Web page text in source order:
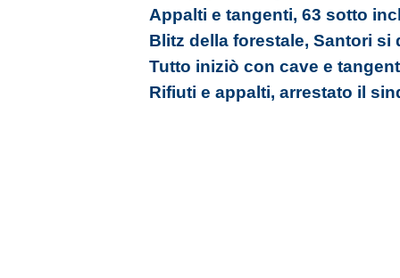
Appalti e tangenti, 63 sotto
Blitz della forestale, Santori si
Tutto iniziò con cave e
Rifiuti e appalti, arrestato il